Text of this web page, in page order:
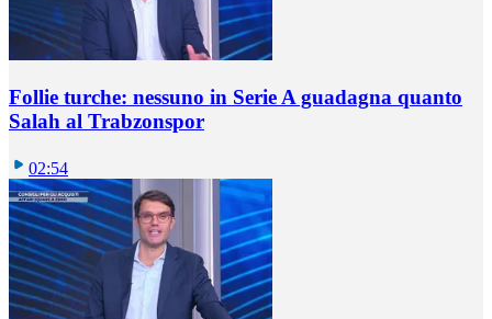
Follie turche: nessuno in Serie A guadagna quanto
Salah al Trabzonspor
02:54